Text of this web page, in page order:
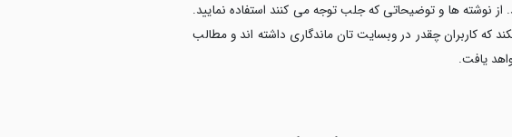
نوشته ها و توضیحاتی که جلب توجه می کنند استفاده نمایید.
کاربران چقدر در وبسایت تان ماندگاری داشته اند و مطالب
یافت.